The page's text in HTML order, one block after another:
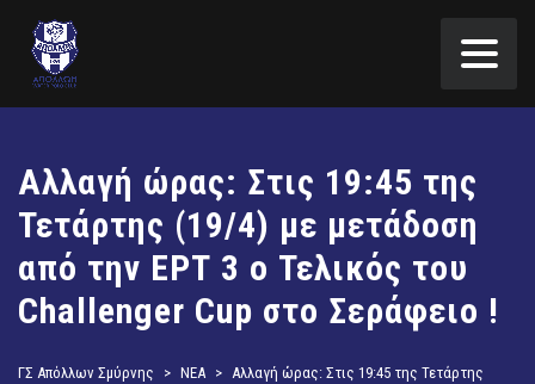
Αλλαγή ώρας: Στις 19:45 της
Τετάρτης (19/4) με μετάδοση
από την ΕΡΤ 3 ο Τελικός του
Challenger Cup στο Σεράφειο !
ΓΣ Απόλλων Σμύρνης > ΝΕΑ > Αλλαγή ώρας: Στις 19:45 της Τετάρτης